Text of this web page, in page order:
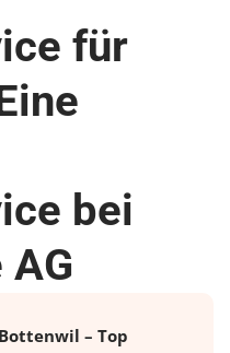
für
bei
– Top